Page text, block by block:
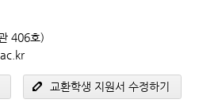
406호)
교환학생 지원서 수정하기